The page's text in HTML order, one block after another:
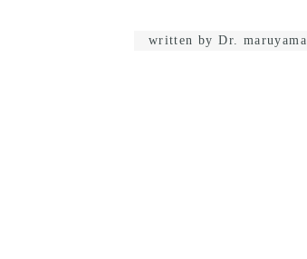
written by Dr. maruyama